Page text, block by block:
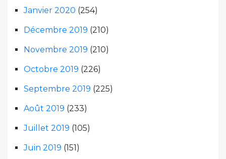
Janvier 2020 (254)
Décembre 2019 (210)
Novembre 2019 (210)
Octobre 2019 (226)
Septembre 2019 (225)
Août 2019 (233)
Juillet 2019 (105)
Juin 2019 (151)